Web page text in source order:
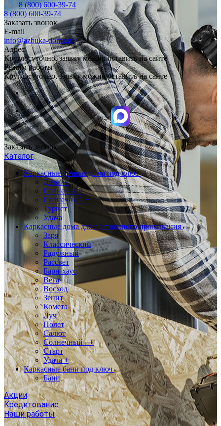
8 (800) 600-39-74
8 (800) 600-39-74
Заказать звонок
E-mail
info@azbuka-doma.ru
Адрес
Круглосуточно, заявку можно оставить на сайте
Режим работы
Круглосуточно, заявку можно оставить на сайте
Заказать звонок
Каталог
Каркасные дачные дома под ключ
Дачник
Солнечный
Солнечный +
Турист
Удача
Каркасные дома для постоянного проживания
Заря
Классический
Радужный
Рассвет
Барн-хаус
Вега
Восход
Зенит
Комета
Луч
Полет
Салют
Солнечный ++
Старт
Удача +
Каркасные бани под ключ
Бани
Акции
Кредитование
Наши работы